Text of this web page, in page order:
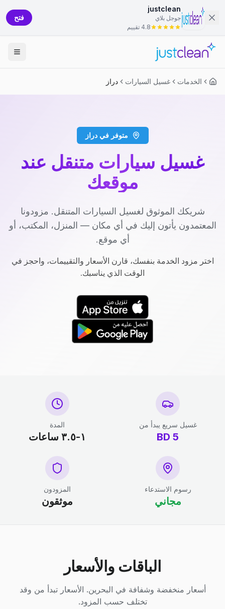
justclean
جوجل بلاي
4.8 تقييم
فتح
الخدمات غسيل السيارات دراز
متوفر في دراز
غسيل سيارات متنقل عند
موقعك
شريكك الموثوق لغسيل السيارات المتنقل. مزودونا
المعتمدون يأتون إليك في أي مكان — المنزل، المكتب، أو
أي موقع.
اختر مزود الخدمة بنفسك، قارن الأسعار والتقييمات، واحجز في
الوقت الذي يناسبك.
غسيل سريع يبدأ من
5
BD
المدة
١-٣.٥ ساعات
رسوم الاستدعاء
مجاني
المزودون
موثقون
الباقات والأسعار
أسعار منخفضة وشفافة في البحرين. الأسعار تبدأ من وقد
تختلف حسب المزود.